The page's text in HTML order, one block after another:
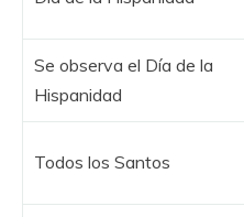
Se observa el Día de la
Hispanidad
Todos los Santos